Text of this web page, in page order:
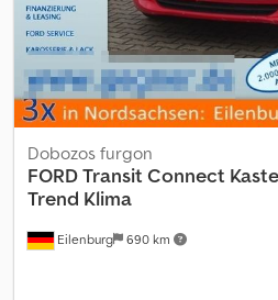
Eilenburg 690 km
Dobozos furgon
FORDTransit Connect
Trend Klima